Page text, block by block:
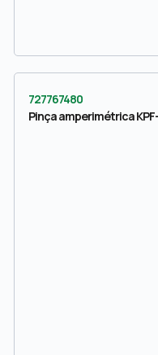
727767480
Pinça amperimétrica